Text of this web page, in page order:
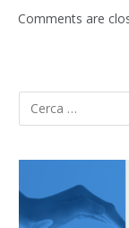
Comments are